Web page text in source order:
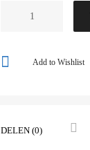
Add to Wishlist
DELEN (0)